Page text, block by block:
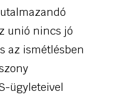
unió nincs jó
az ismétlésben
ügyleteivel